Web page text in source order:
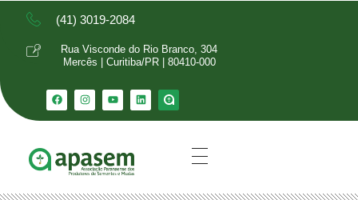
(41) 3019-2084
Rua Visconde do Rio Branco, 304
Mercês | Curitiba/PR | 80410-000